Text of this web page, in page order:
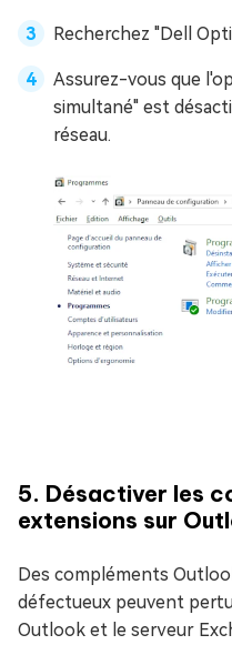
Recherchez "Dell
Assurez-vous que
simultané" est
réseau.
5. Désactiver les
extensions sur
Des compléments
défectueux peuvent
Outlook et le serveur